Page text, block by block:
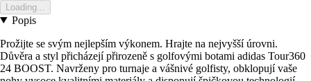
Loading...
Popis
Prožijte se svým nejlepším výkonem. Hrajte na nejvyšší úrovni.
Důvěra a styl přicházejí přirozeně s golfovými botami adidas Tour360
24 BOOST. Navrženy pro turnaje a vášnivé golfisty, obklopují vaše